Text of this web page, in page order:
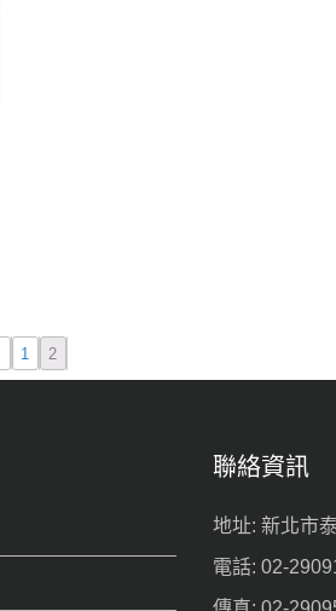
1 2
聯絡資訊
地址: 新北市
電話: 02-